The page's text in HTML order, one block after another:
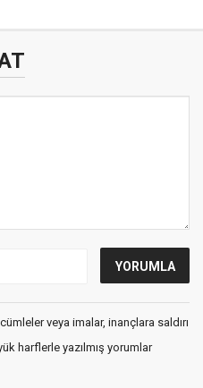
veya imalar, inançlara saldırı
harflerle yazılmış yorumlar